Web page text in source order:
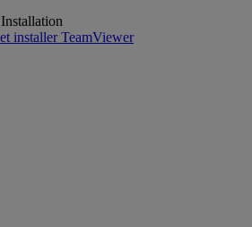
installer TeamViewer